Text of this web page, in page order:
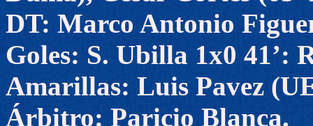
DT: Marco Antonio
Goles: S. Ubilla 1x0 41’:
Amarillas: Luis Pavez
Árbitro: Paricio Blanca.